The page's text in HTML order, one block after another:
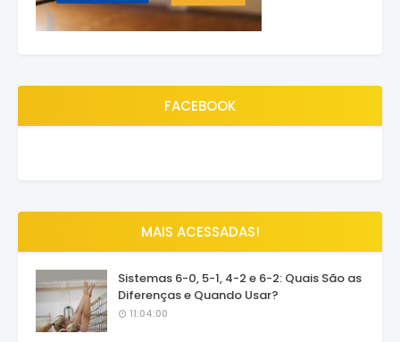
FACEBOOK
MAIS ACESSADAS!
Sistemas 6-0, 5-1, 4-2 e 6-2: Quais São as
Diferenças e Quando Usar?
11:04:00